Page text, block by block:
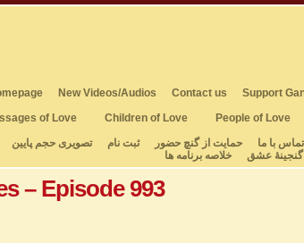
New Videos/Audios Contact us Support
of Love Children of Love People of Love
تماس با ما حمایت از گنچ حضور ثبت نام تصویری حجم پایین
گنجینهٔ عشق خلاصه برنامه ها
– Episode 993